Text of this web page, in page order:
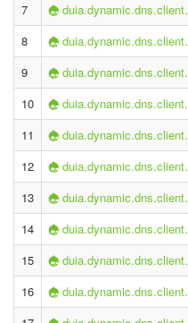
7
8
9
10
11
12
13
14
15
16